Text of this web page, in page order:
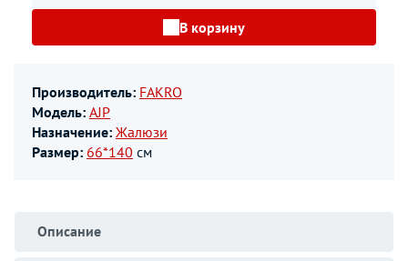
В корзину
Производитель: FAKRO
Модель: AJP
Назначение: Жалюзи
Размер: 66*140 см
Описание